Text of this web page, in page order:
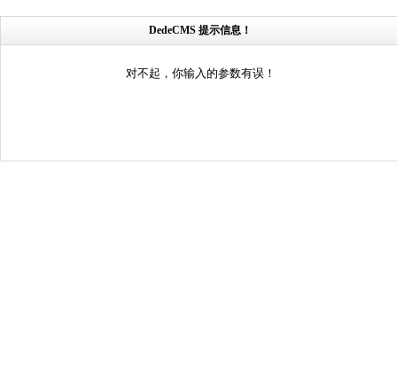
DedeCMS 提示信息！
对不起，你输入的参数有误！